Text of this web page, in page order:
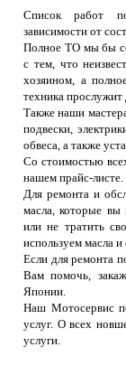
Список работ
зависимости от
Полное ТО мы бы
с тем, что
хозяином, а
техника
Также наши
подвески,
обвеса, а также
Со стоимостью
нашем прайс-листе.
Для ремонта и
масла, которые вы
или не тратить
используем масла
Если для ремонта
Вам помочь,
Японии.
Наш Мотосервис
услуг. О всех
услуги.